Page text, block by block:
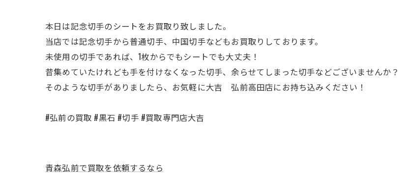
本日は記念切手のシートをお買取り致しました。
当店では記念切手から普通切手、中国切手などもお買取りしております。
未使用の切手であれば、1枚からでもシートでも大丈夫！
昔集めていたけれども手を付けなくなった切手、余らせてしまった切手などございませんか？
そのような切手がありましたら、お気軽に大吉 弘前高田店にお持ち込みください！
#弘前の買取 #黒石 #切手 #買取専門店大吉
青森弘前で買取を依頼するなら